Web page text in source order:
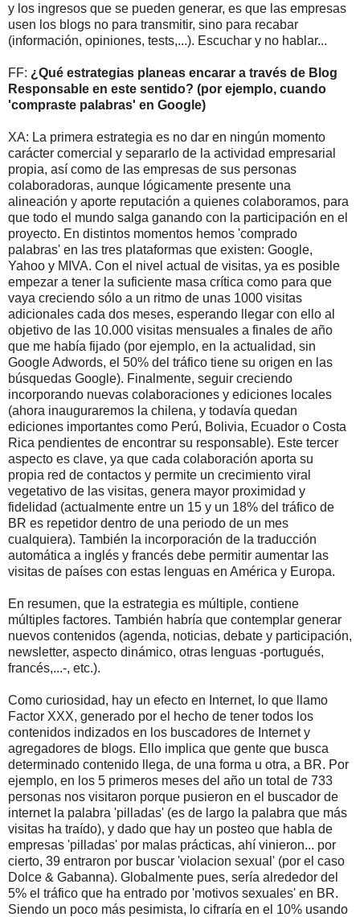
y los ingresos que se pueden generar, es que las empresas
usen los blogs no para transmitir, sino para recabar
(información, opiniones, tests,...). Escuchar y no hablar...
FF: ¿Qué estrategias planeas encarar a través de Blog
Responsable en este sentido? (por ejemplo, cuando
'compraste palabras' en Google)
XA: La primera estrategia es no dar en ningún momento
carácter comercial y separarlo de la actividad empresarial
propia, así como de las empresas de sus personas
colaboradoras, aunque lógicamente presente una
alineación y aporte reputación a quienes colaboramos, para
que todo el mundo salga ganando con la participación en el
proyecto. En distintos momentos hemos 'comprado
palabras' en las tres plataformas que existen: Google,
Yahoo y MIVA. Con el nivel actual de visitas, ya es posible
empezar a tener la suficiente masa crítica como para que
vaya creciendo sólo a un ritmo de unas 1000 visitas
adicionales cada dos meses, esperando llegar con ello al
objetivo de las 10.000 visitas mensuales a finales de año
que me había fijado (por ejemplo, en la actualidad, sin
Google Adwords, el 50% del tráfico tiene su origen en las
búsquedas Google). Finalmente, seguir creciendo
incorporando nuevas colaboraciones y ediciones locales
(ahora inauguraremos la chilena, y todavía quedan
ediciones importantes como Perú, Bolivia, Ecuador o Costa
Rica pendientes de encontrar su responsable). Este tercer
aspecto es clave, ya que cada colaboración aporta su
propia red de contactos y permite un crecimiento viral
vegetativo de las visitas, genera mayor proximidad y
fidelidad (actualmente entre un 15 y un 18% del tráfico de
BR es repetidor dentro de una periodo de un mes
cualquiera). También la incorporación de la traducción
automática a inglés y francés debe permitir aumentar las
visitas de países con estas lenguas en América y Europa.
En resumen, que la estrategia es múltiple, contiene
múltiples factores. También habría que contemplar generar
nuevos contenidos (agenda, noticias, debate y participación,
newsletter, aspecto dinámico, otras lenguas -portugués,
francés,...-, etc.).
Como curiosidad, hay un efecto en Internet, lo que llamo
Factor XXX, generado por el hecho de tener todos los
contenidos indizados en los buscadores de Internet y
agregadores de blogs. Ello implica que gente que busca
determinado contenido llega, de una forma u otra, a BR. Por
ejemplo, en los 5 primeros meses del año un total de 733
personas nos visitaron porque pusieron en el buscador de
internet la palabra 'pilladas' (es de largo la palabra que más
visitas ha traído), y dado que hay un posteo que habla de
empresas 'pilladas' por malas prácticas, ahí vinieron... por
cierto, 39 entraron por buscar 'violacion sexual' (por el caso
Dolce & Gabanna). Globalmente pues, sería alrededor del
5% el tráfico que ha entrado por 'motivos sexuales' en BR.
Siendo un poco más pesimista, lo cifraría en el 10% usando